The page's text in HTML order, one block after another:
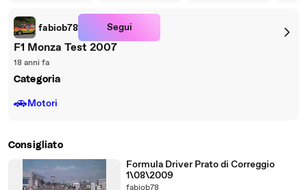
fabiob78 Segui
F1 Monza Test 2007
18 anni fa
Categoria
🚗Motori
Consigliato
Formula Driver Prato di Correggio
1\08\2009